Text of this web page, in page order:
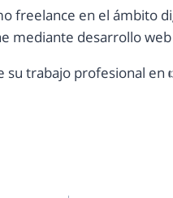
freelance en el ámbito
mediante desarrollo
su trabajo profesional en